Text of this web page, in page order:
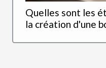
Quelles sont les
la création d'une